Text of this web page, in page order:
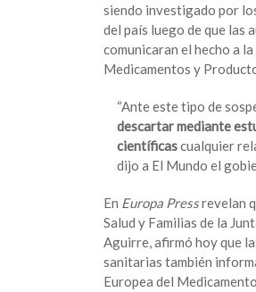
siendo investigado por
del país luego de que las
comunicaran el hecho a
Medicamentos y
“Ante este tipo de
descartar mediante
científicascualquier
dijo a El Mundo el
En Europa Pressrevelan
Salud y Familias de la
Aguirre, afirmó hoy que
sanitarias también
Europea del